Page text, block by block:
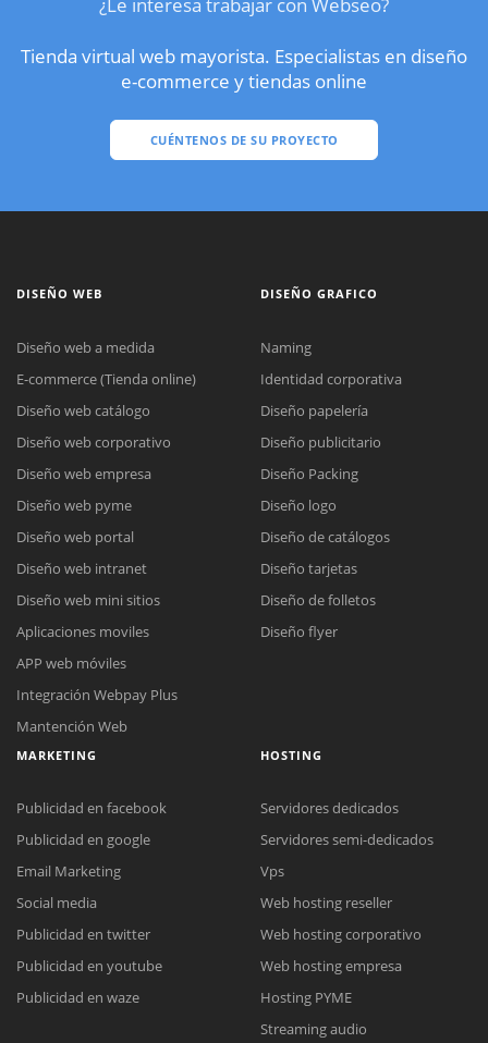
Tienda virtual web mayorista. Especialistas en diseño
e-commerce y tiendas online
CUÉNTENOS DE SU PROYECTO
Reunión online
Meet para la reunión online.
Cotización
Chat Online
Todos nuestros ejecutivos están fuera de línea. Complete el formulario
DISEÑO WEB
Diseño web a medida
E-commerce (Tienda online)
Diseño web catálogo
Diseño web corporativo
Diseño web empresa
Diseño web pyme
Diseño web portal
Diseño web intranet
Diseño web mini sitios
Aplicaciones moviles
APP web móviles
Integración Webpay Plus
Mantención Web
DISEÑO GRAFICO
Naming
Identidad corporativa
Diseño papelería
Diseño publicitario
Diseño Packing
Diseño logo
Diseño de catálogos
Diseño tarjetas
Diseño de folletos
Diseño flyer
MARKETING
Publicidad en facebook
Publicidad en google
Email Marketing
Social media
Publicidad en twitter
Publicidad en youtube
Publicidad en waze
HOSTING
Servidores dedicados
Servidores semi-dedicados
Vps
Web hosting reseller
Web hosting corporativo
Web hosting empresa
Hosting PYME
Streaming audio